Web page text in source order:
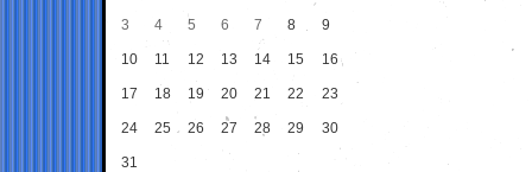
3 4 5 6 7 8 9
10 11 12 13 14 15 16
17 18 19 20 21 22 23
24 25 26 27 28 29 30
31